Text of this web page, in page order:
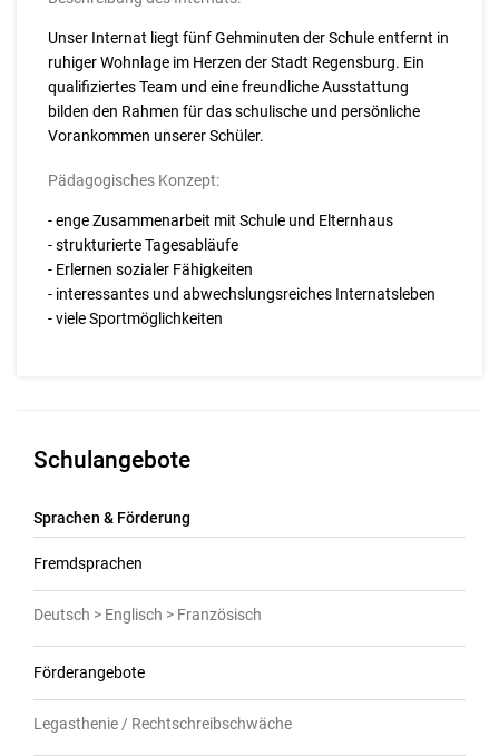
Unser Internat liegt fünf Gehminuten der Schule entfernt in
ruhiger Wohnlage im Herzen der Stadt Regensburg. Ein
qualifiziertes Team und eine freundliche Ausstattung
bilden den Rahmen für das schulische und persönliche
Vorankommen unserer Schüler.
Pädagogisches Konzept:
- enge Zusammenarbeit mit Schule und Elternhaus
- strukturierte Tagesabläufe
- Erlernen sozialer Fähigkeiten
- interessantes und abwechslungsreiches Internatsleben
- viele Sportmöglichkeiten
Schulangebote
Sprachen & Förderung
Fremdsprachen
Deutsch > Englisch > Französisch
Förderangebote
Legasthenie / Rechtschreibschwäche